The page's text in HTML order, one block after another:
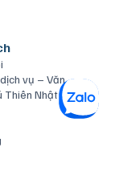
vụ – Văn
Thiên Nhật